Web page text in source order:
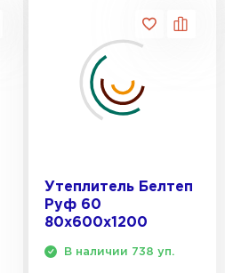
Утеплитель Белтеп
Руф 60
80х600х1200
В наличии 738 уп.